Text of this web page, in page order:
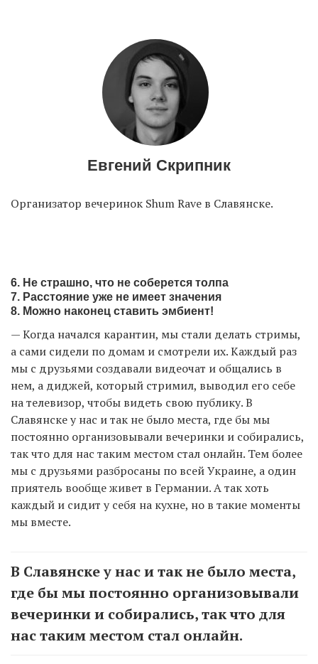
Евгений Скрипник
Организатор вечеринок Shum Rave в Славянске.
6. Не страшно, что не соберется толпа
7. Расстояние уже не имеет значения
8. Можно наконец ставить эмбиент!
— Когда начался карантин, мы стали делать стримы,
а сами сидели по домам и смотрели их. Каждый раз
мы с друзьями создавали видеочат и общались в
нем, а диджей, который стримил, выводил его себе
на телевизор, чтобы видеть свою публику. В
Славянске у нас и так не было места, где бы мы
постоянно организовывали вечеринки и собирались,
так что для нас таким местом стал онлайн. Тем более
мы с друзьями разбросаны по всей Украине, а один
приятель вообще живет в Германии. А так хоть
каждый и сидит у себя на кухне, но в такие моменты
мы вместе.
В Славянске у нас и так не было места,
где бы мы постоянно организовывали
вечеринки и собирались, так что для
нас таким местом стал онлайн.